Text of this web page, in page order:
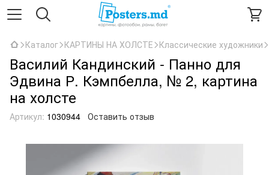
Каталог КАРТИНЫ НА ХОЛСТЕ Классические художники
Василий Кандинский - Панно для
Эдвина Р. Кэмпбелла, № 2, картина
на холсте
Артикул: 1030944 Оставить отзыв